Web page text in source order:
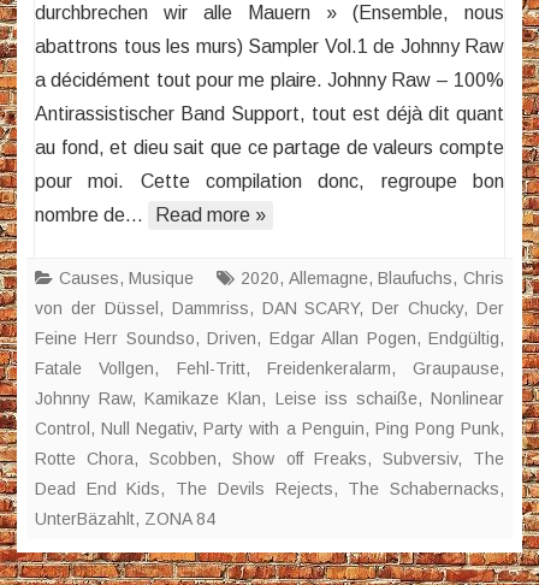
–
Sampler
Vol.1
durchbrechen wir alle Mauern » (Ensemble, nous
abattrons tous les murs) Sampler Vol.1 de Johnny Raw
a décidément tout pour me plaire. Johnny Raw – 100%
Antirassistischer Band Support, tout est déjà dit quant
au fond, et dieu sait que ce partage de valeurs compte
pour moi. Cette compilation donc, regroupe bon
nombre de…
Read more »
Causes,Musique 2020, Allemagne,Blaufuchs,Chris
von der Düssel , Dammriss, DAN SCARY,Der Chucky, Der
Feine Herr Soundso,Driven, Edgar Allan Pogen,Endgültig,
Fatale Vollgen, Fehl-Tritt, Freidenkeralarm, Graupause,
Johnny Raw,Kamikaze Klan, Leise iss schaiße,Nonlinear
Control ,Null Negativ,Party with a Penguin, Ping Pong Punk,
Rotte Chora,Scobben,Show off Freaks, Subversiv, The
Dead End Kids, The Devils Rejects, The Schabernacks,
UnterBäzahlt, ZONA 84